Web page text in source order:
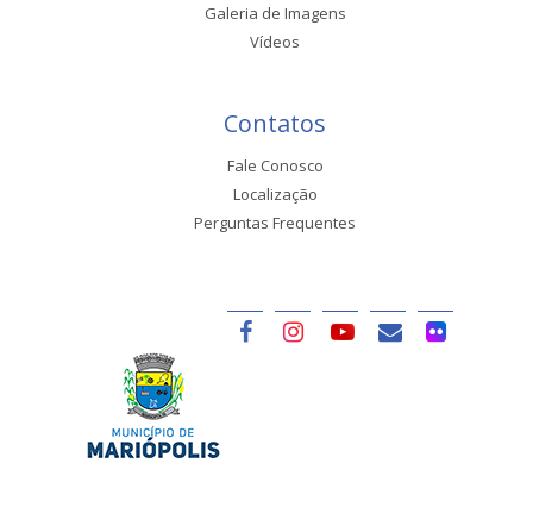
Galeria de Imagens
Vídeos
Contatos
Fale Conosco
Localização
Perguntas Frequentes